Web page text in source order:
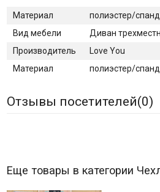
Материал
полиэстер/
Вид мебели
Диван
Производитель
Love You
Материал
полиэстер/
Отзывы посетителей(0)
Еще товары в категории